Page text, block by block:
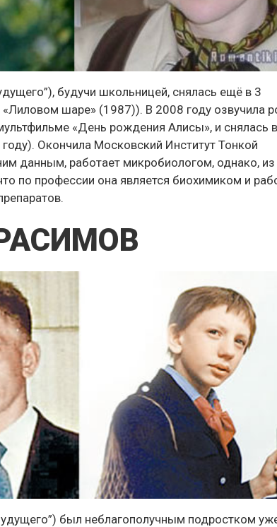
будучи школьницей, снялась ещё в 3
шаре» (1987)). В 2008 году озвучила
«День рождения Алисы», и снялась в
Окончила Московский Институт Тонкой
данным, работает микробиологом, однако, из
по профессии она является биохимиком и
был неблагополучным подростком